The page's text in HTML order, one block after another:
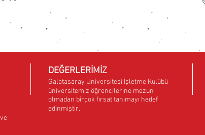
DEĞERLERİMİZ
Galatasaray Üniversitesi İşletme Kulübü
üniversitemiz öğrencilerine mezun
olmadan birçok fırsat tanımayı hedef
edinmiştir.